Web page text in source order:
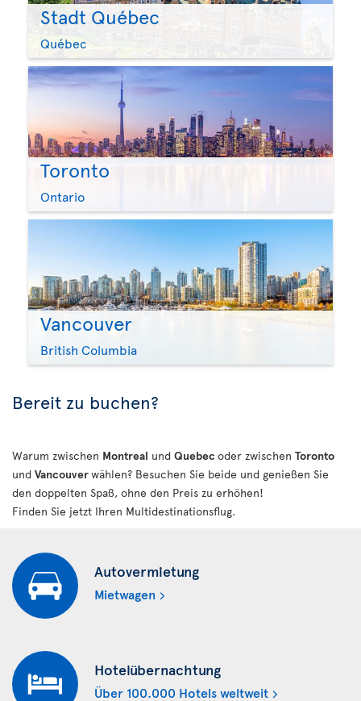
Stadt Québec
Québec
Toronto
Ontario
Vancouver
British Columbia
Bereit zu buchen?
Warum zwischen Montreal und Quebec oder zwischen Toronto
und Vancouverwählen? Besuchen Sie beide und genießen Sie
den doppelten Spaß, ohne den Preis zu erhöhen!
Finden Sie jetzt Ihren Multidestinationsflug.
Autovermietung
Mietwagen
Hotelübernachtung
Über 100.000 Hotels weltweit